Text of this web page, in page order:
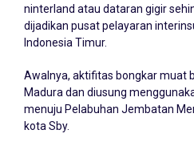
ninterland atau dataran gigir
dijadikan pusat pelayaran
Indonesia Timur.
Awalnya, aktifitas bongkar muat
Madura dan diusung
menuju Pelabuhan Jembatan
kota Sby.